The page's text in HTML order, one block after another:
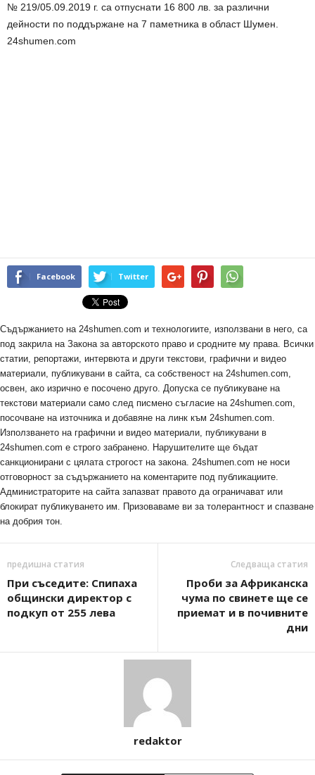
№ 219/05.09.2019 г. са отпуснати 16 800 лв. за различни
дейности по поддържане на 7 паметника в област Шумен.
24shumen.com
Facebook Twitter
Съдържанието на 24shumen.com и технологиите, използвани в него, са
под закрила на Закона за авторското право и сродните му права. Всички
статии, репортажи, интервюта и други текстови, графични и видео
материали, публикувани в сайта, са собственост на 24shumen.com,
освен, ако изрично е посочено друго. Допуска се публикуване на
текстови материали само след писмено съгласие на 24shumen.com,
посочване на източника и добавяне на линк към 24shumen.com.
Използването на графични и видео материали, публикувани в
24shumen.com е строго забранено. Нарушителите ще бъдат
санкционирани с цялата строгост на закона. 24shumen.com не носи
отговорност за съдържанието на коментарите под публикациите.
Администраторите на сайта запазват правото да ограничават или
блокират публикуването им. Призоваваме ви за толерантност и спазване
на добрия тон.
предишна статия
При съседите: Спипаха
общински директор с
подкуп от 255 лева
Следваща статия
Проби за Африканска
чума по свинете ще се
приемат и в почивните
дни
redaktor